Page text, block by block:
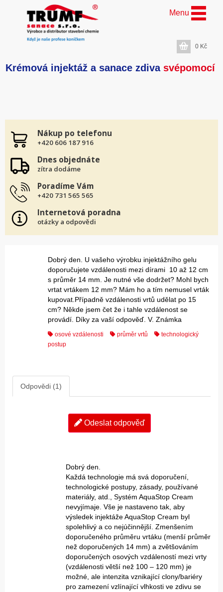
Krémová injektáž a sanace zdiva svépomocí
Menu
0 Kč
Nákup po telefonu
+420 606 187 916
Dnes objednáte
zítra dodáme
Poradíme Vám
+420 731 565 565
Internetová poradna
otázky a odpovědi
Dobrý den. U vašeho výrobku injektážního gelu
doporučujete vzdálenosti mezi dírami 10 až 12 cm
s průměr 14 mm. Je nutné vše dodržet? Mohl bych
vrtat vrtákem 12 mm? Mám ho a tím nemusel vrták
kupovat.Případně vzdálenosti vrtů udělat po 15
cm? Někde jsem čet že i tahle vzdálenost se
provádí. Díky za vaší odpověď. V. Známka
osové vzdálenosti průměr vrtů
technologický
postup
Odpovědi (1)
Odeslat odpověď
Dobrý den.
Každá technologie má svá doporučení,
technologické postupy, zásady, používané
materiály, atd., Systém AquaStop Cream
nevyjímaje. Vše je nastaveno tak, aby
výsledek injektáže AquaStop Cream byl
spolehlivý a co nejúčinnější. Zmenšením
doporučeného průměru vrtáku (menší průměr
než doporučených 14 mm) a zvětšováním
doporučených osových vzdáleností mezi vrty
(vzdálenosti větší než 100 – 120 mm) je
možné, ale intenzita vznikající clony/bariéry
pro zamezení vzlínající vlhkosti ve zdivu se